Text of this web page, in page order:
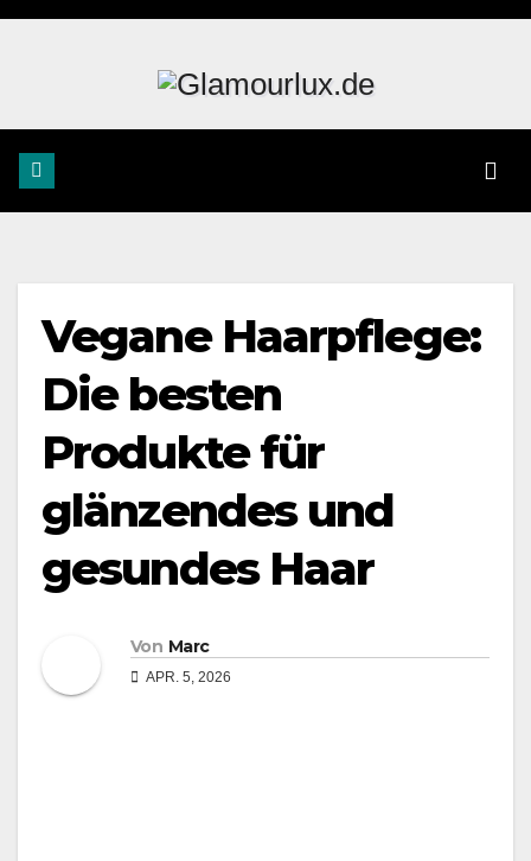
Zum
Vegane Haarpflege:
Die besten
Produkte für
glänzendes und
gesundes Haar
Von Marc
APR. 5, 2026